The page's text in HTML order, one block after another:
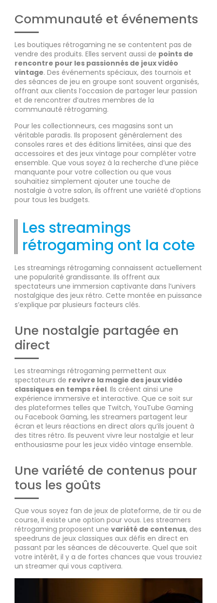
Communauté et événements
Les boutiques rétrogaming ne se contentent pas de
vendre des produits. Elles servent aussi de points de
rencontre pour les passionnés de jeux vidéo
vintage. Des événements spéciaux, des tournois et
des séances de jeu en groupe sont souvent organisés,
offrant aux clients l’occasion de partager leur passion
et de rencontrer d’autres membres de la
communauté rétrogaming.
Pour les collectionneurs, ces magasins sont un
véritable paradis. Ils proposent généralement des
consoles rares et des éditions limitées, ainsi que des
accessoires et des jeux vintage pour compléter votre
ensemble. Que vous soyez à la recherche d’une pièce
manquante pour votre collection ou que vous
souhaitiez simplement ajouter une touche de
nostalgie à votre salon, ils offrent une variété d’options
pour tous les budgets.
Les streamings
rétrogaming ont la cote
Les streamings rétrogaming connaissent actuellement
une popularité grandissante. Ils offrent aux
spectateurs une immersion captivante dans l’univers
nostalgique des jeux rétro. Cette montée en puissance
s’explique par plusieurs facteurs clés.
Une nostalgie partagée en
direct
Les streamings rétrogaming permettent aux
spectateurs de revivre la magie des jeux vidéo
classiques en temps réel. Ils créent ainsi une
expérience immersive et interactive. Que ce soit sur
des plateformes telles que Twitch, YouTube Gaming
ou Facebook Gaming, les streamers partagent leur
écran et leurs réactions en direct alors qu’ils jouent à
des titres rétro. Ils peuvent vivre leur nostalgie et leur
enthousiasme pour les jeux vidéo vintage ensemble.
Une variété de contenus pour
tous les goûts
Que vous soyez fan de jeux de plateforme, de tir ou de
course, il existe une option pour vous. Les streamers
rétrogaming proposent une variété de contenus, des
speedruns de jeux classiques aux défis en direct en
passant par les séances de découverte. Quel que soit
votre intérêt, il y a de fortes chances que vous trouviez
un streamer qui vous captivera.